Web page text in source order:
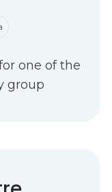
one of the
group